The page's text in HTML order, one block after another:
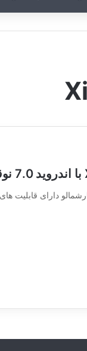
دارای قابلیت